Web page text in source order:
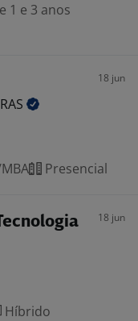
1 e 3 anos
18 jun
Presencial
18 jun
Híbrido